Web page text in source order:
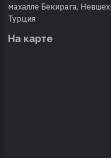
махалле Бекирага,
Турция
На карте